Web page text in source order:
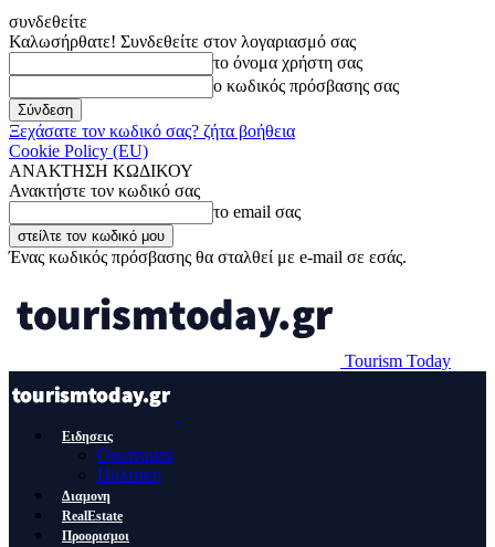
συνδεθείτε
Καλωσήρθατε! Συνδεθείτε στον λογαριασμό σας
το όνομα χρήστη σας
ο κωδικός πρόσβασης σας
Ξεχάσατε τον κωδικό σας? ζήτα βοήθεια
Cookie Policy (EU)
ΑΝΑΚΤΗΣΗ ΚΩΔΙΚΟΥ
Ανακτήστε τον κωδικό σας
το email σας
Ένας κωδικός πρόσβασης θα σταλθεί με e-mail σε εσάς.
Tourism Today
Ειδησεις
Οικονομια
Πολιτικη
Διαμονη
RealEstate
Προορισμοι